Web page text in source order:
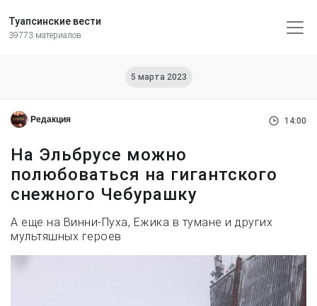
Туапсинские вести
39773 материалов
5 марта 2023
Редакция 14:00
На Эльбрусе можно
полюбоваться на гигантского
снежного Чебурашку
А еще на Винни-Пуха, Ежика в тумане и других
мультяшных героев